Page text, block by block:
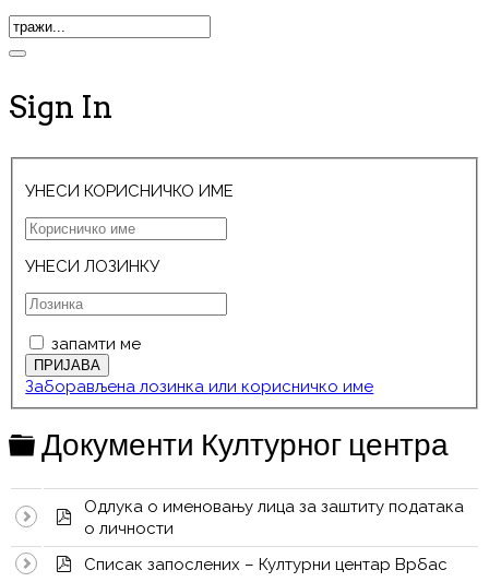
Sign In
УНЕСИ КОРИСНИЧКО ИМЕ
УНЕСИ ЛОЗИНКУ
запамти ме
Заборављена лозинка или корисничко име
Folder
Документи Културног центра
pdfОдлука о именовању лица за заштиту података
о личности
pdfСписак запослених – Културни центар Врбас